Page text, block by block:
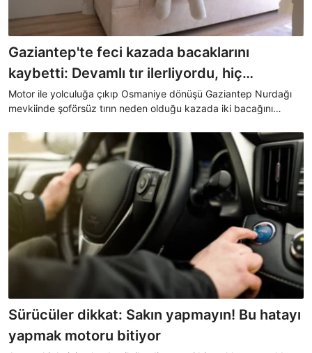
Gaziantep'te feci kazada bacaklarını
kaybetti: Devamlı tır ilerliyordu, hiç
durmuyordu
Motor ile yolculuğa çıkıp Osmaniye dönüşü Gaziantep Nurdağı
mevkiinde şoförsüz tırın neden olduğu kazada iki bacağını
olduğunu belirtirken, eşi Kadir Karatutlu ise "En çok bu kazanın
nedenini öğrenince şaşırdım" dedi.
Sürücüler dikkat: Sakın yapmayın! Bu hatayı
yapmak motoru bitiyor